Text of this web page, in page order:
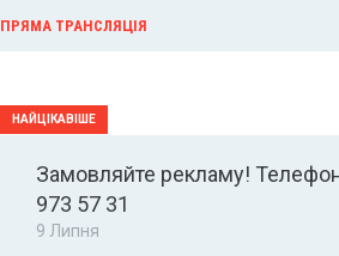
ПРЯМА ТРАНСЛЯЦІЯ
Замовляйте рекламу!
973 57 31
9 Липня